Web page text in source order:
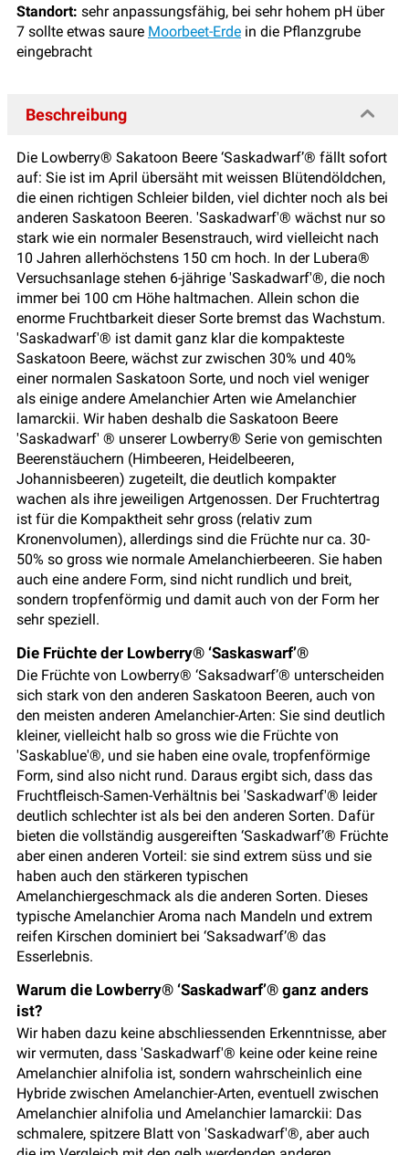
Standort: sehr anpassungsfähig, bei sehr hohem pH über
7 sollte etwas saure Moorbeet-Erde in die Pflanzgrube
eingebracht
Beschreibung
Die Lowberry® Sakatoon Beere ‘Saskadwarf’® fällt sofort
auf: Sie ist im April übersäht mit weissen Blütendöldchen,
die einen richtigen Schleier bilden, viel dichter noch als bei
anderen Saskatoon Beeren. 'Saskadwarf'® wächst nur so
stark wie ein normaler Besenstrauch, wird vielleicht nach
10 Jahren allerhöchstens 150 cm hoch. In der Lubera®
Versuchsanlage stehen 6-jährige 'Saskadwarf'®, die noch
immer bei 100 cm Höhe haltmachen. Allein schon die
enorme Fruchtbarkeit dieser Sorte bremst das Wachstum.
'Saskadwarf'® ist damit ganz klar die kompakteste
Saskatoon Beere, wächst zur zwischen 30% und 40%
einer normalen Saskatoon Sorte, und noch viel weniger
als einige andere Amelanchier Arten wie Amelanchier
lamarckii. Wir haben deshalb die Saskatoon Beere
'Saskadwarf' ® unserer Lowberry® Serie von gemischten
Beerenstäuchern (Himbeeren, Heidelbeeren,
Johannisbeeren) zugeteilt, die deutlich kompakter
wachen als ihre jeweiligen Artgenossen. Der Fruchtertrag
ist für die Kompaktheit sehr gross (relativ zum
Kronenvolumen), allerdings sind die Früchte nur ca. 30-
50% so gross wie normale Amelanchierbeeren. Sie haben
auch eine andere Form, sind nicht rundlich und breit,
sondern tropfenförmig und damit auch von der Form her
sehr speziell.
Die Früchte der Lowberry® ‘Saskaswarf’®
Die Früchte von Lowberry® ‘Saksadwarf’® unterscheiden
sich stark von den anderen Saskatoon Beeren, auch von
den meisten anderen Amelanchier-Arten: Sie sind deutlich
kleiner, vielleicht halb so gross wie die Früchte von
'Saskablue'®, und sie haben eine ovale, tropfenförmige
Form, sind also nicht rund. Daraus ergibt sich, dass das
Fruchtfleisch-Samen-Verhältnis bei 'Saskadwarf'® leider
deutlich schlechter ist als bei den anderen Sorten. Dafür
bieten die vollständig ausgereiften ‘Saskadwarf’® Früchte
aber einen anderen Vorteil: sie sind extrem süss und sie
haben auch den stärkeren typischen
Amelanchiergeschmack als die anderen Sorten. Dieses
typische Amelanchier Aroma nach Mandeln und extrem
reifen Kirschen dominiert bei ‘Saksadwarf’® das
Esserlebnis.
Warum die Lowberry® ‘Saskadwarf’® ganz anders
ist?
Wir haben dazu keine abschliessenden Erkenntnisse, aber
wir vermuten, dass 'Saskadwarf'® keine oder keine reine
Amelanchier alnifolia ist, sondern wahrscheinlich eine
Hybride zwischen Amelanchier-Arten, eventuell zwischen
Amelanchier alnifolia und Amelanchier lamarckii: Das
schmalere, spitzere Blatt von 'Saskadwarf'®, aber auch